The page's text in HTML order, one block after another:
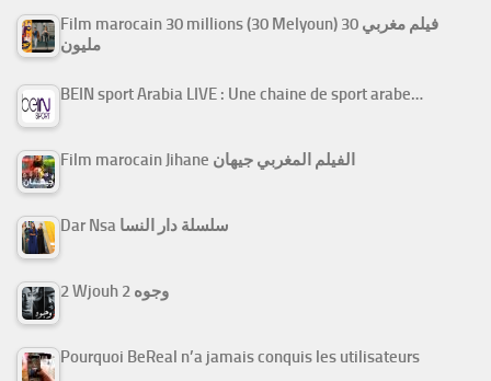
Film marocain 30 millions (30 Melyoun) فيلم مغربي 30
مليون
BEIN sport Arabia LIVE : Une chaine de sport arabe…
Film marocain Jihane الفيلم المغربي جيهان
Dar Nsa سلسلة دار النسا
2 Wjouh 2 وجوه
Pourquoi BeReal n’a jamais conquis les utilisateurs